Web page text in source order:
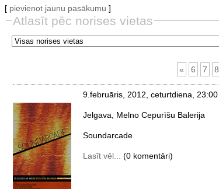
[ pievienot jaunu pasākumu ]
Atlasīt pēc norises vietas
« 6 7 8
9.februāris, 2012, ceturtdiena , 23:00
Jelgava, Melno Cepurīšu Balerija
Soundarcade
Lasīt vēl... (0 komentāri)